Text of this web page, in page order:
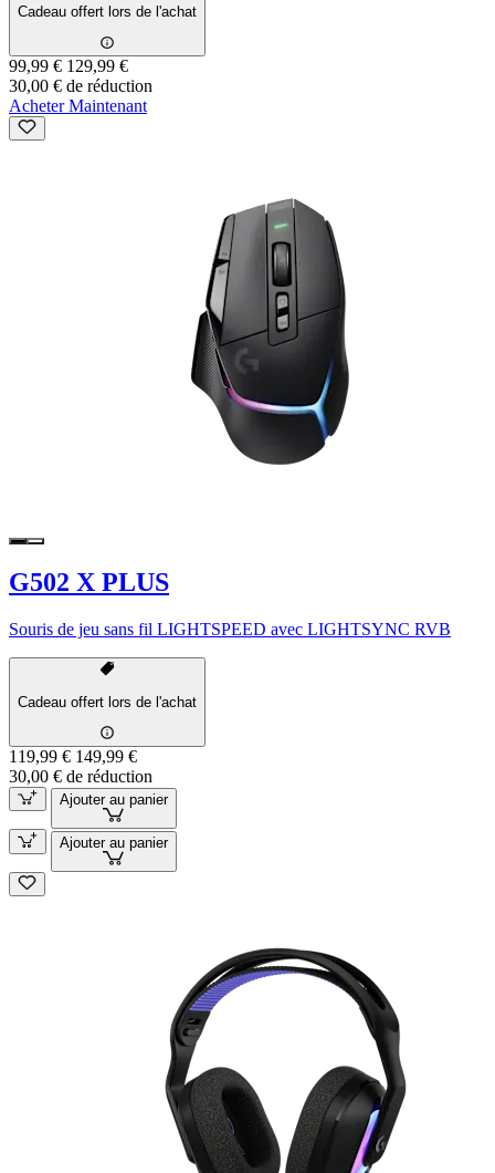
Cadeau offert lors de l'achat
99,99 € 129,99 €
30,00 € de réduction
Acheter Maintenant
G502 X PLUS
Souris de jeu sans fil LIGHTSPEED avec LIGHTSYNC RVB
Cadeau offert lors de l'achat
119,99 € 149,99 €
30,00 € de réduction
Ajouter au panier
Ajouter au panier